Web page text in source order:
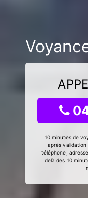
10 minutes de
après
téléphone,
delà des 10